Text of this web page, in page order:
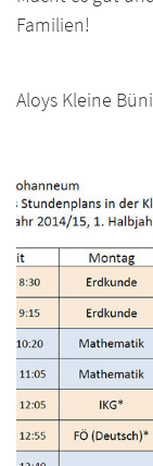
Familien!
Aloys Kleine